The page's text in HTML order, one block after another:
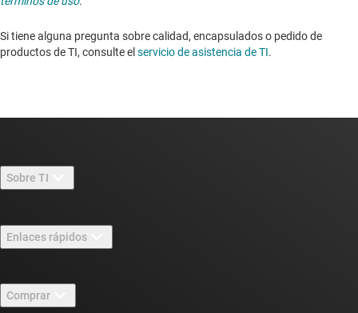
Si tiene alguna pregunta sobre calidad, encapsulados o pedido de
productos de TI, consulte el servicio de asistencia de TI. ​​​​​​​​​​​​​​
Sobre TI
Carreras laborales
Sala de redacción
Enlaces rápidos
Comprar